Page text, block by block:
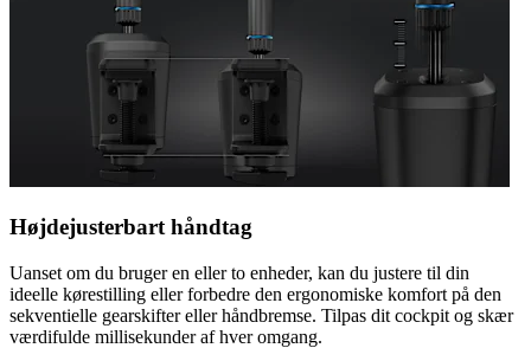
Højdejusterbart håndtag
Uanset om du bruger en eller to enheder, kan du justere til din
ideelle kørestilling eller forbedre den ergonomiske komfort på den
sekventielle gearskifter eller håndbremse. Tilpas dit cockpit og skær
værdifulde millisekunder af hver omgang.